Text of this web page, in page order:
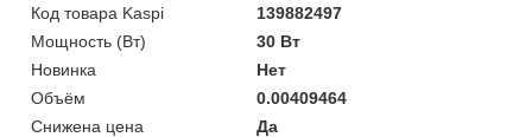
Код товара Kaspi
139882497
Мощность (Bт)
30 Вт
Новинка
Нет
Объём
0.00409464
Снижена цена
Да